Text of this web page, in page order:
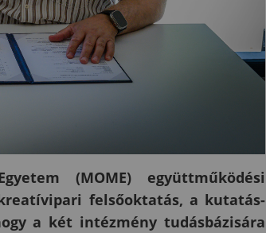
(MOME) együttműködési
felsőoktatás, a kutatás-
a két intézmény tudásbázisára